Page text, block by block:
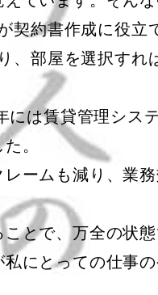
契約書作成に役立
、部屋を選択すれ
は賃貸管理シス
。
ームも減り、業務
とで、万全の状
にとっての仕事